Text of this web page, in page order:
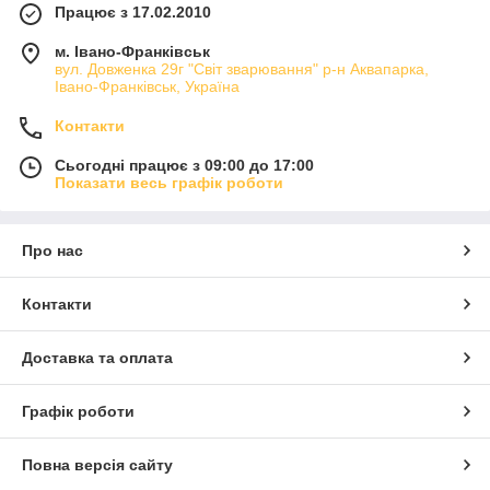
Працює з 17.02.2010
м. Івано-Франківськ
вул. Довженка 29г "Світ зварювання" р-н Аквапарка,
Івано-Франківськ, Україна
Контакти
Сьогодні працює з 09:00 до 17:00
Показати весь графік роботи
Про нас
Контакти
Доставка та оплата
Графік роботи
Повна версія сайту